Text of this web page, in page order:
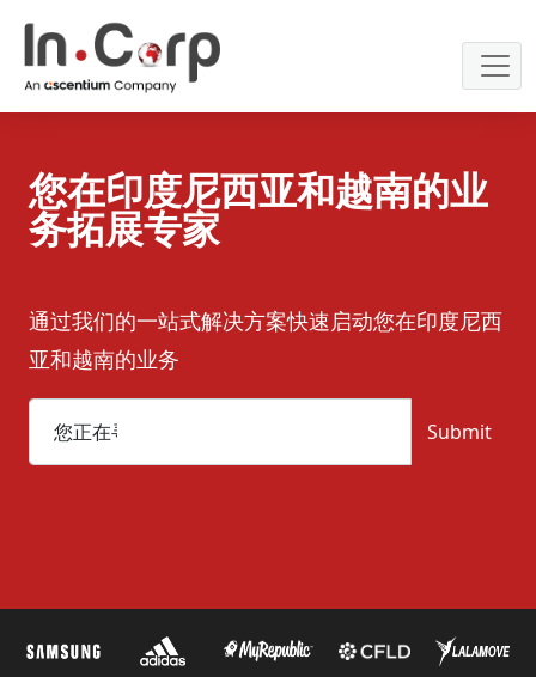
content
您在印度尼西亚和越南的业
务拓展专家
通过我们的一站式解决方案快速启动您在印度尼西
亚和越南的业务
Submit